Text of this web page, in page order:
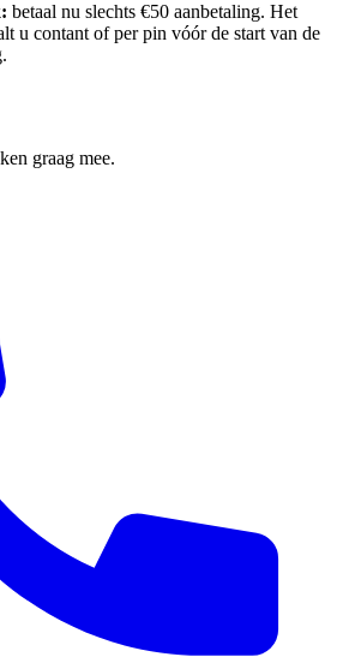
betaal nu slechts €50 aanbetaling. Het
u contant of per pin vóór de start van de
graag mee.